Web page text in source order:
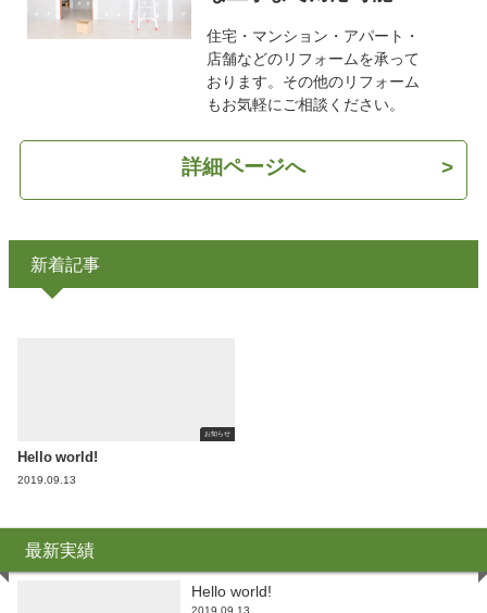
住宅・マンション・アパート・
店舗などのリフォームを承って
おります。その他のリフォーム
もお気軽にご相談ください。
詳細ページへ >
新着記事
お知らせ
Hello world!
2019.09.13
最新実績
Hello world!
2019.09.13